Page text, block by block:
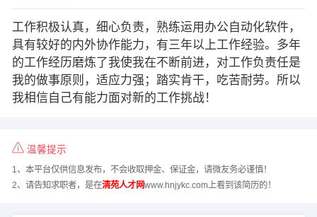
工作积极认真，细心负责，熟练运用办公自动化软件，
具有较好的内外协作能力，有三年以上工作经验。多年
的工作经历磨炼了我使我在不断前进，对工作负责任是
我的做事原则，适应力强；踏实肯干，吃苦耐劳。所以
我相信自己有能力面对新的工作挑战！
温馨提示
1、本平台仅供信息发布，不会收取押金、保证金，请微友务必谨慎！
2、请告知求职者，是在清苑人才网www.hnjykc.com上看到该简历的！